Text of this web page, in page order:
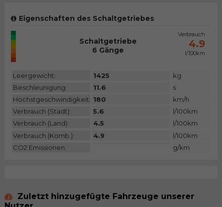
Eigenschaften des Schaltgetriebes
N/A
Kategorie
Schaltgetriebe
6 Gänge
Verbrauch
4.9
l/100km
Leergewicht: 1425
kg
Beschleunigung:
11.6
s
Höchstgeschwindigkeit: 180
km/h
Verbrauch (Stadt):
5.6
l/100km
Verbrauch (Land):
4.5
l/100km
Verbrauch (Komb.):
4.9
l/100km
CO2 Emissionen:
g/km
Zuletzt hinzugefügte Fahrzeuge unserer